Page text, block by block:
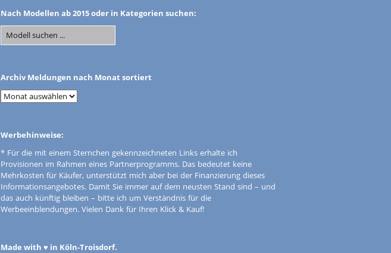
Nach Modellen ab 2015 oder in Kategorien suchen:
Archiv Meldungen nach Monat sortiert
Werbehinweise:
* Für die mit einem Sternchen gekennzeichneten Links erhalte ich
Provisionen im Rahmen eines Partnerprogramms. Das bedeutet keine
Mehrkosten für Käufer, unterstützt mich aber bei der Finanzierung dieses
Informationsangebotes. Damit Sie immer auf dem neusten Stand sind – und
das auch künftig bleiben – bitte ich um Verständnis für die
Werbeeinblendungen. Vielen Dank für Ihren Klick & Kauf!
Made with ♥ in Köln-Troisdorf.